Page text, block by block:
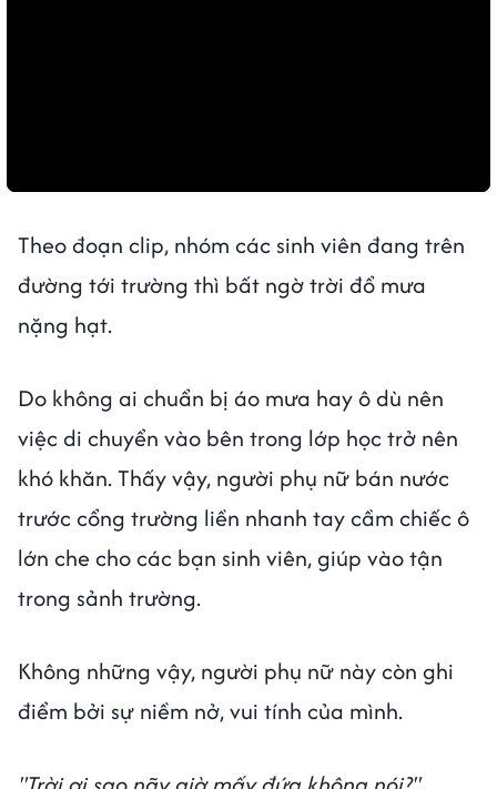
Theo đoạn clip, nhóm các sinh viên đang trên
đường tới trường thì bất ngờ trời đổ mưa
nặng hạt.
Do không ai chuẩn bị áo mưa hay ô dù nên
việc di chuyển vào bên trong lớp học trở nên
khó khăn. Thấy vậy, người phụ nữ bán nước
trước cổng trường liền nhanh tay cầm chiếc ô
lớn che cho các bạn sinh viên, giúp vào tận
trong sảnh trường.
Không những vậy, người phụ nữ này còn ghi
điểm bởi sự niềm nở, vui tính của mình.